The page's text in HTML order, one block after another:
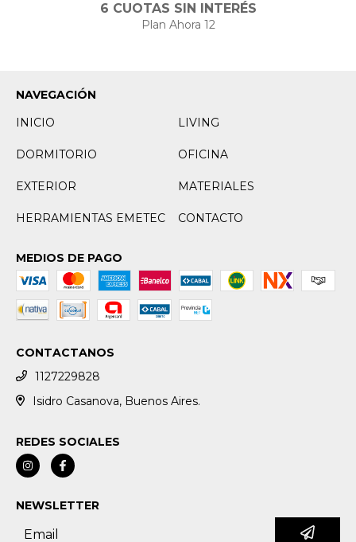
6 CUOTAS SIN INTERÉS
Plan Ahora 12
NAVEGACIÓN
INICIO
LIVING
DORMITORIO OFICINA
EXTERIOR MATERIALES
HERRAMIENTAS EMETEC CONTACTO
MEDIOS DE PAGO
CONTACTANOS
1127229828
Isidro Casanova, Buenos Aires.
REDES SOCIALES
NEWSLETTER